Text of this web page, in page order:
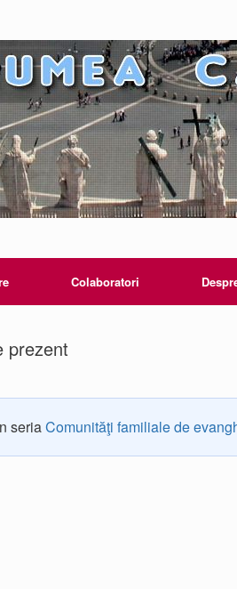
Colaboratori
prezent
seriaComunităţi familiale de